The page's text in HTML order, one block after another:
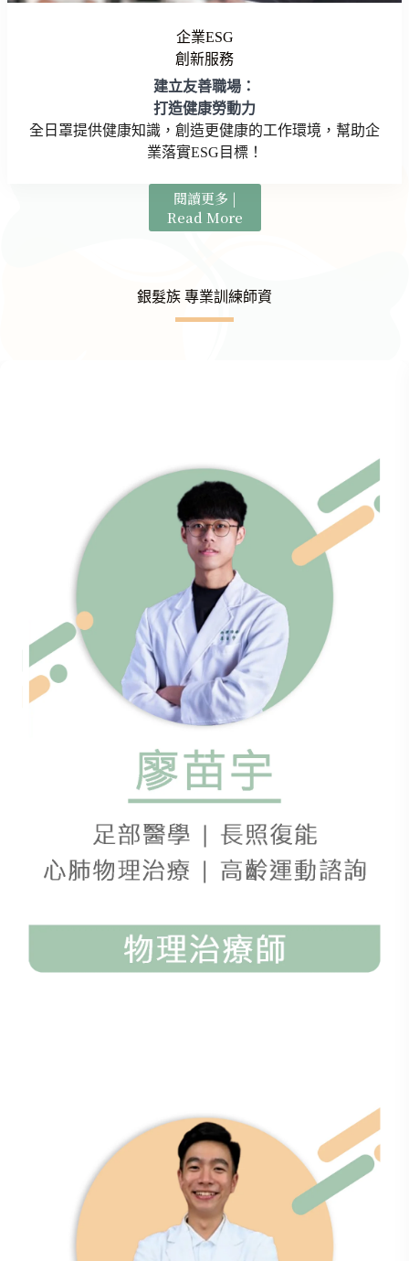
企業ESG
創新服務
建立友善職場：
打造健康勞動力
全日罩提供健康知識，創造更健康的工作環境，幫助企
業落實ESG目標！
閱讀更多 |
Read More
銀髮族 專業訓練師資